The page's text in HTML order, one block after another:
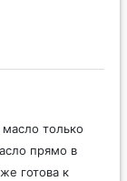
только
прямо в
готова к